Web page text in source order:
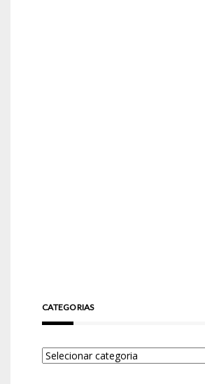
CATEGORIAS